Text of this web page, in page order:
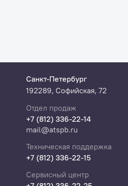
Санкт-Петербург
192289, Софийская, 72
Отдел продаж
+7 (812) 336-22-14
mail@atspb.ru
Техническая поддержка
+7 (812) 336-22-15
Сервисный центр